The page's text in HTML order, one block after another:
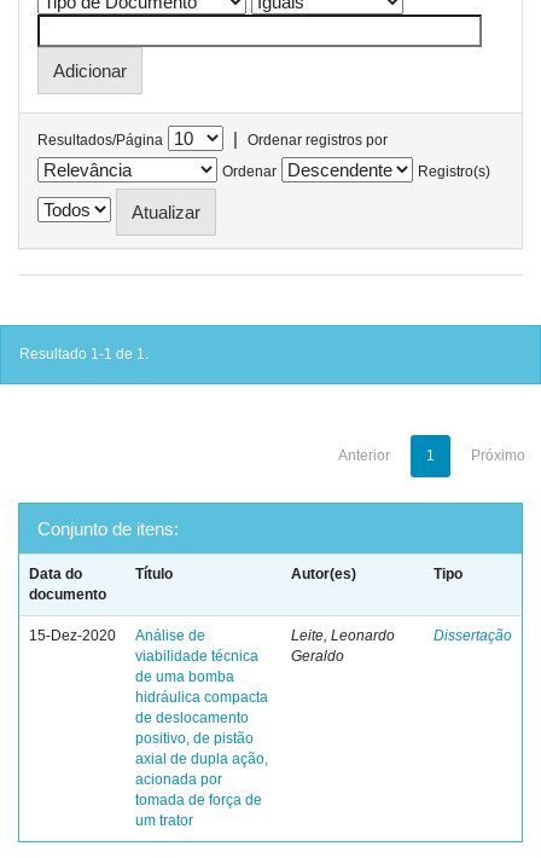
Resultados/Página |
Ordenar registros por
Ordenar
Registro(s)
Resultado 1-1 de 1.
Anterior 1 Próximo
Conjunto de itens:
Data do
documento
Título Autor(es) Tipo
15-Dez-2020
Análise de
viabilidade técnica
de uma bomba
hidráulica compacta
de deslocamento
positivo, de pistão
axial de dupla ação,
acionada por
tomada de força de
um trator
Leite, Leonardo
Geraldo
Dissertação